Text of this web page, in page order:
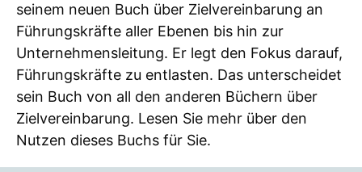
seinem neuen Buch über Zielvereinbarung an
Führungskräfte aller Ebenen bis hin zur
Unternehmensleitung. Er legt den Fokus darauf,
Führungskräfte zu entlasten. Das unterscheidet
sein Buch von all den anderen Büchern über
Zielvereinbarung. Lesen Sie mehr über den
Nutzen dieses Buchs für Sie.